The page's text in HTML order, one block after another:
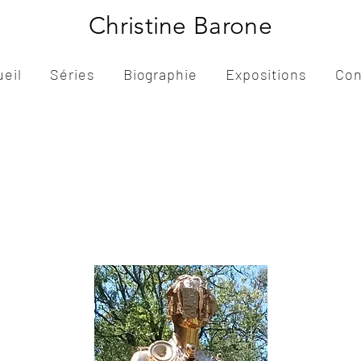
Christine Barone
Séries Biographie Expositions